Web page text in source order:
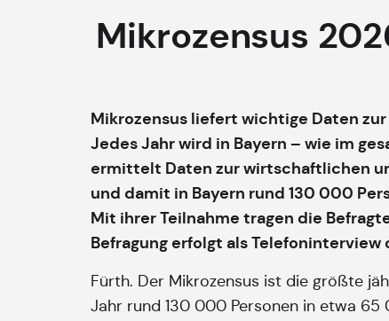
Mikrozensus
Mikrozensus liefert wichtige Daten
Jedes Jahr wird in Bayern – wie im
ermittelt Daten zur wirtschaftlichen
und damit in Bayern rund 130 000
Mit ihrer Teilnahme tragen die
Befragung erfolgt als Telefoninterview
Fürth. Der Mikrozensus ist die größte
Jahr rund 130 000 Personen in etwa